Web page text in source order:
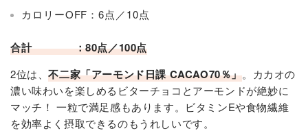
カロリーOFF：6点／10点
合計 ：80点／100点
2位は、不二家「アーモンド日課 CACAO70％」。カカオの
濃い味わいを楽しめるビターチョコとアーモンドが絶妙に
マッチ！ 一粒で満足感もあります。ビタミンEや食物繊維
を効率よく摂取できるのもうれしいです。